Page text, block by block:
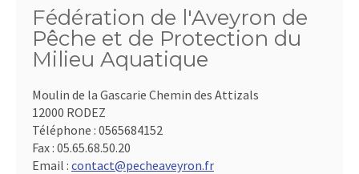
Fédération de l'Aveyron de
Pêche et de Protection du
Milieu Aquatique
Moulin de la Gascarie Chemin des Attizals
12000 RODEZ
Téléphone : 0565684152
Fax : 05.65.68.50.20
Email : contact@pecheaveyron.fr